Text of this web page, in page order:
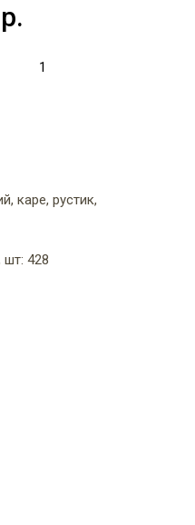
р.
каре, рустик,
428